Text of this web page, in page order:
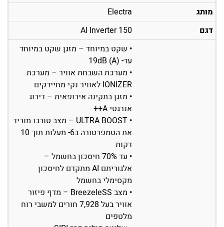
מותג
Electra
דגם
AI Inverter 150
• שקט במיוחד – מזגן שקט במיוחד
עד- 19dB (A)
• מערכת השבחת אוויר – מערכת
IONIZER לאוויר נקי מחיידקים
• מזגן בתקינה אירופאית – דירוג
אנרגטי A++
• ULTRA BOOST – מצב טורבו מוריד
את הטמפרטורה ב6- מעלות תוך 10
דקות
• עד 70% חיסכון בחשמל –
אלגוריתם AI מתקדם לחיסכון
מקסימלי בחשמל
• מצב BreezeleSS – מדף פיזור
אוויר בעל 7,928 חורים למשבי רוח
מלטפים